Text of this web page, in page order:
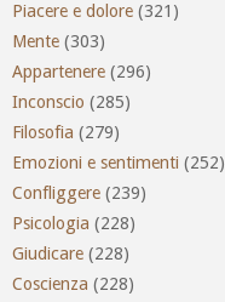
Piacere e dolore (321)
Mente (303)
Appartenere (296)
Inconscio (285)
Filosofia (279)
Emozioni e sentimenti (252)
Confliggere (239)
Psicologia (228)
Giudicare (228)
Coscienza (228)